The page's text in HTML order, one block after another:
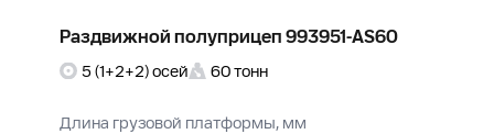
Раздвижной полуприцеп 993951-AS60
5 (1+2+2) осей 60 тонн
Длина грузовой платформы, мм